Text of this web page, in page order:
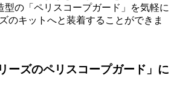
型の「ペリスコープガード」を気軽に
のキットへと装着することができま
ーズのペリスコープガード」に